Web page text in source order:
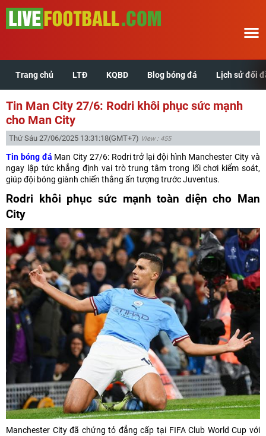
Trang chủ LTĐ KQBD Blog bóng đá Lịch sử đối
Tin Man City 27/6: Rodri khôi phục sức mạnh
cho Man City
Thứ Sáu 27/06/2025 13:31:18(GMT+7) View : 455
Tin bóng đá Man City 27/6: Rodri trở lại đội hình Manchester City và
ngay lập tức khẳng định vai trò trung tâm trong lối chơi kiểm soát,
giúp đội bóng giành chiến thắng ấn tượng trước Juventus.
Rodri khôi phục sức mạnh toàn diện cho Man
City
Manchester City đã chứng tỏ đẳng cấp tại FIFA Club World Cup với
Trang chủ
LTĐ
KQBD
Blog bóng đá
Lịch sử đối đầu
Xem tuổi hợp